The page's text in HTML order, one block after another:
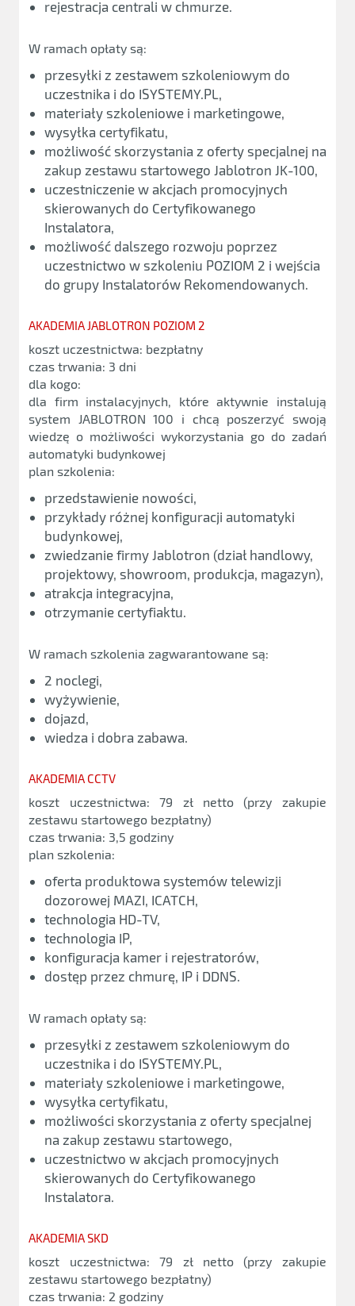
rejestracja centrali w chmurze.
W ramach opłaty są:
przesyłki z zestawem szkoleniowym do
uczestnika i do ISYSTEMY.PL,
materiały szkoleniowe i marketingowe,
wysyłka certyfikatu,
możliwość skorzystania z oferty specjalnej na
zakup zestawu startowego Jablotron JK-100,
uczestniczenie w akcjach promocyjnych
skierowanych do Certyfikowanego
Instalatora,
możliwość dalszego rozwoju poprzez
uczestnictwo w szkoleniu POZIOM 2 i wejścia
do grupy Instalatorów Rekomendowanych.
AKADEMIA JABLOTRON POZIOM 2
koszt uczestnictwa: bezpłatny
czas trwania: 3 dni
dla kogo:
dla firm instalacyjnych, które aktywnie instalują
system JABLOTRON 100 i chcą poszerzyć swoją
wiedzę o możliwości wykorzystania go do zadań
automatyki budynkowej
plan szkolenia:
przedstawienie nowości,
przykłady różnej konfiguracji automatyki
budynkowej,
zwiedzanie firmy Jablotron (dział handlowy,
projektowy, showroom, produkcja, magazyn),
atrakcja integracyjna,
otrzymanie certyfiaktu.
W ramach szkolenia zagwarantowane są:
2 noclegi,
wyżywienie,
dojazd,
wiedza i dobra zabawa.
AKADEMIA CCTV
koszt uczestnictwa: 79 zł netto (przy zakupie
zestawu startowego bezpłatny)
czas trwania: 3,5 godziny
plan szkolenia:
oferta produktowa systemów telewizji
dozorowej MAZI, ICATCH,
technologia HD-TV,
technologia IP,
konfiguracja kamer i rejestratorów,
dostęp przez chmurę, IP i DDNS.
W ramach opłaty są:
przesyłki z zestawem szkoleniowym do
uczestnika i do ISYSTEMY.PL,
materiały szkoleniowe i marketingowe,
wysyłka certyfikatu,
możliwości skorzystania z oferty specjalnej
na zakup zestawu startowego,
uczestnictwo w akcjach promocyjnych
skierowanych do Certyfikowanego
Instalatora.
AKADEMIA SKD
koszt uczestnictwa: 79 zł netto (przy zakupie
zestawu startowego bezpłatny)
czas trwania: 2 godziny